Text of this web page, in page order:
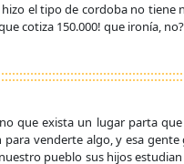
el tipo de cordoba no
cotiza 150.000! que ironía, no?
que exista un lugar parta
venderte algo, y esa
pueblo sus hijos